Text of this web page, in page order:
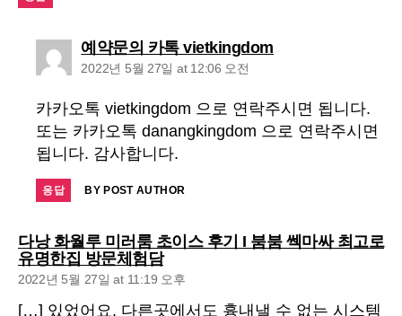
예약문의 카톡 vietkingdomsays:
2022년 5월 27일 at 12:06 오전
카카오톡 vietkingdom 으로 연락주시면 됩니다.
또는 카카오톡 danangkingdom 으로 연락주시면
됩니다. 감사합니다.
응답 BY POST AUTHOR
다낭 화월루 미러룸 초이스 후기 I 붐붐 쎅마싸 최고로
유명한집 방문체험담says:
2022년 5월 27일 at 11:19 오후
[…] 있었어요. 다른곳에서도 흉내낼 수 없는 시스템